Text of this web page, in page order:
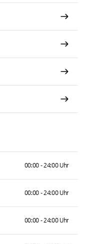
00:00 - 24:00 Uhr
00:00 - 24:00 Uhr
00:00 - 24:00 Uhr